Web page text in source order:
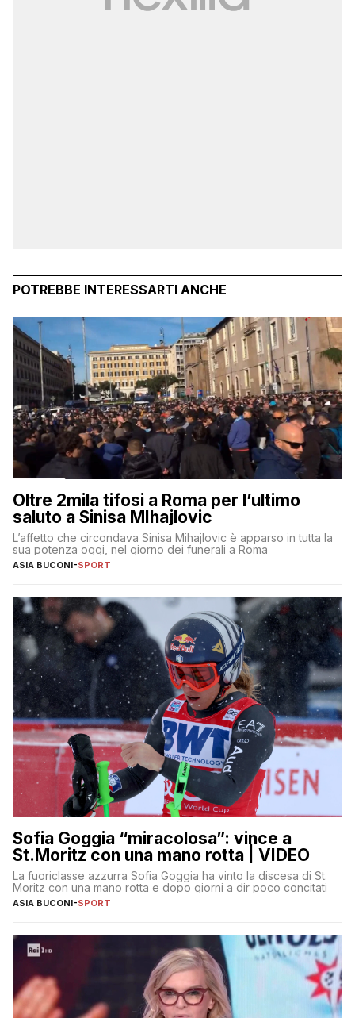
POTREBBE INTERESSARTI ANCHE
Oltre 2mila tifosi a Roma per l’ultimo
saluto a Sinisa MIhajlovic
L’affetto che circondava Sinisa Mihajlovic è apparso in tutta la
sua potenza oggi, nel giorno dei funerali a Roma
ASIA BUCONI-SPORT
Sofia Goggia “miracolosa”: vince a
St.Moritz con una mano rotta | VIDEO
La fuoriclasse azzurra Sofia Goggia ha vinto la discesa di St.
Moritz con una mano rotta e dopo giorni a dir poco concitati
ASIA BUCONI-SPORT